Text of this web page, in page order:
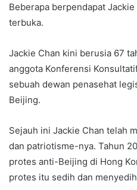
Beberapa berpendapat
terbuka.
Jackie Chan kini berusia 67
anggota Konferensi
sebuah dewan penasehat
Beijing.
Sejauh ini Jackie Chan telah
dan patriotisme-nya. Tahun
protes anti-Beijing di Hong
protes itu sedih dan